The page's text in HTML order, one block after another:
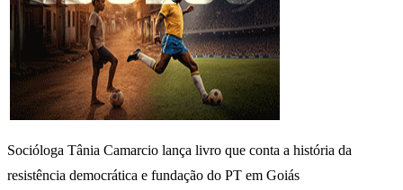
Socióloga Tânia Camarcio lança livro que conta a história da
resistência democrática e fundação do PT em Goiás